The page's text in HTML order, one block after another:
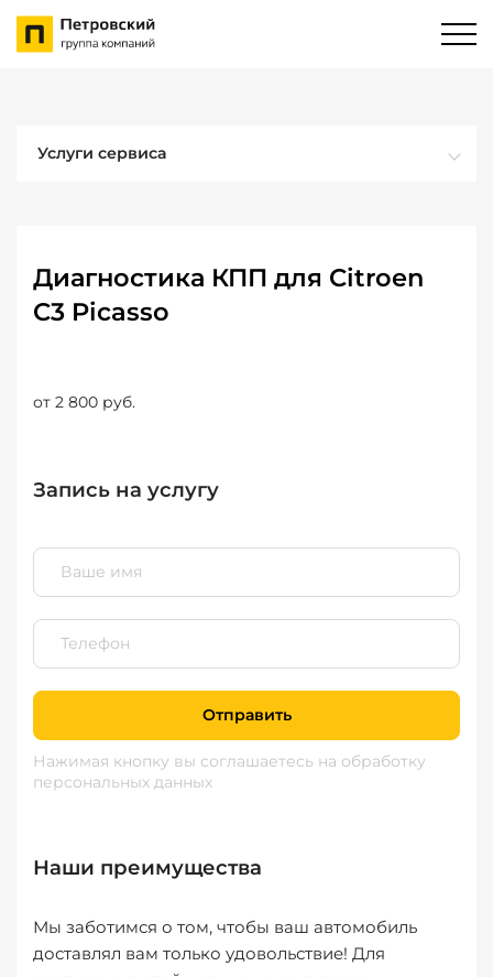
Услуги сервиса
Диагностика КПП для Citroen
C3 Picasso
от 2 800 руб.
Запись на услугу
Отправить
Нажимая кнопку вы соглашаетесь на обработку
персональных данных
Наши преимущества
Мы заботимся о том, чтобы ваш автомобиль
доставлял вам только удовольствие! Для